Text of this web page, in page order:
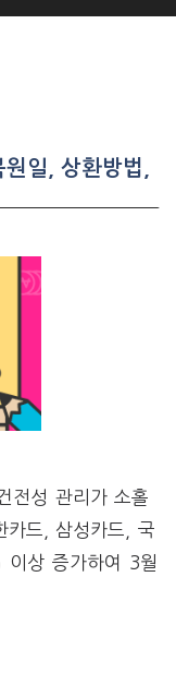
일, 상환방법,
전성 관리가 소홀
드, 삼성카드, 국
상 증가하여 3월